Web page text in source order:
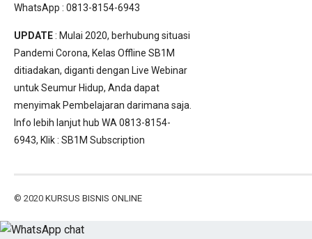
WhatsApp : 0813-8154-6943
UPDATE: Mulai 2020, berhubung situasi
Pandemi Corona, Kelas Offline SB1M
ditiadakan, diganti dengan Live Webinar
untuk Seumur Hidup, Anda dapat
menyimak Pembelajaran darimana saja.
Info lebih lanjut hub WA 0813-8154-
6943, Klik : SB1M Subscription
© 2020 KURSUS BISNIS ONLINE